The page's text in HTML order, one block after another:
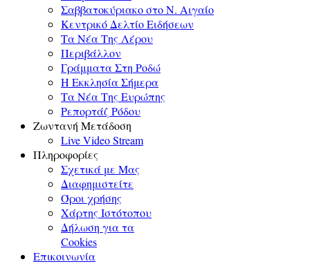
Σαββατοκύριακο στο Ν. Αιγαίο
Κεντρικό Δελτίο Ειδήσεων
Τα Νέα Της Λέρου
Περιβάλλον
Γράμματα Στη Ροδώ
Η Εκκλησία Σήμερα
Τα Νέα Της Ευρώπης
Ρεπορτάζ Ρόδου
Ζωντανή Μετάδοση
Live Video Stream
Πληροφορίες
Σχετικά με Μας
Διαφημιστείτε
Όροι χρήσης
Χάρτης Ιστότοπου
Δήλωση για τα
Cookies
Επικοινωνία